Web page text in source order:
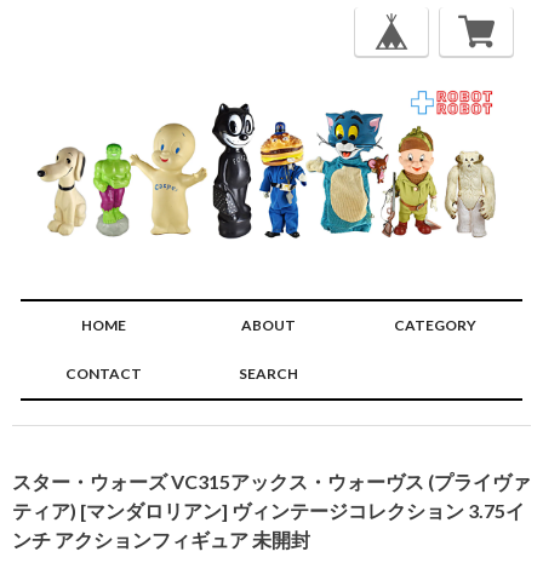
HOME ABOUT CATEGORY
CONTACT SEARCH
スター・ウォーズ VC315アックス・ウォーヴス (プライヴァ
ティア) [マンダロリアン] ヴィンテージコレクション 3.75イ
ンチ アクションフィギュア 未開封